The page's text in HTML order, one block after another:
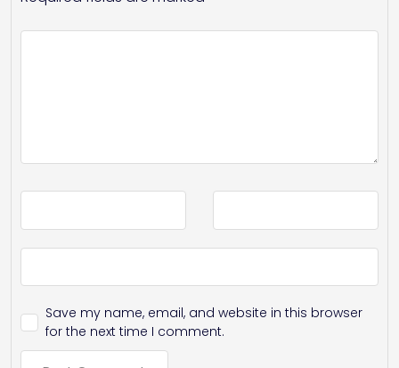
Save my name, email, and website in this browser
for the next time I comment.